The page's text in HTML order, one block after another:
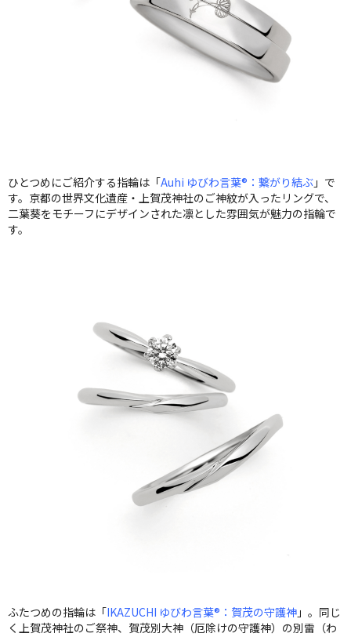
ひとつめにご紹介する指輪は「Auhi ゆびわ言葉®：繋がり結ぶ 」で
す。京都の世界文化遺産・上賀茂神社のご神紋が入ったリングで、
二葉葵をモチーフにデザインされた凛とした雰囲気が魅力の指輪で
す。
ふたつめの指輪は「IKAZUCHI ゆびわ言葉®：賀茂の守護神 」。同じ
く上賀茂神社のご祭神、賀茂別大神（厄除けの守護神）の別雷（わ